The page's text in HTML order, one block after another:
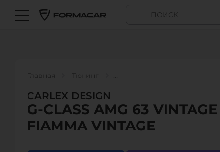
Главная
Тюнинг
CARLEX DESIGN
G-CLASS AMG 63 VINTAGE
FIAMMA VINTAGE